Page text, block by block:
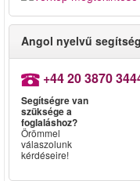
Angol nyelvű segítség
+44 20 3870
Segítségre van
szüksége a
foglaláshoz?
Örömmel
válaszolunk
kérdéseire!